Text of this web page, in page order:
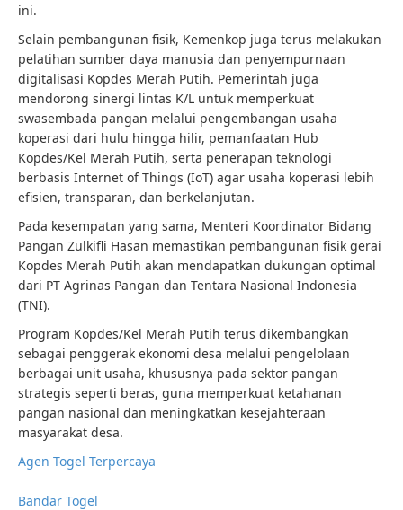
ini.
Selain pembangunan fisik, Kemenkop juga terus melakukan
pelatihan sumber daya manusia dan penyempurnaan
digitalisasi Kopdes Merah Putih. Pemerintah juga
mendorong sinergi lintas K/L untuk memperkuat
swasembada pangan melalui pengembangan usaha
koperasi dari hulu hingga hilir, pemanfaatan Hub
Kopdes/Kel Merah Putih, serta penerapan teknologi
berbasis Internet of Things (IoT) agar usaha koperasi lebih
efisien, transparan, dan berkelanjutan.
Pada kesempatan yang sama, Menteri Koordinator Bidang
Pangan Zulkifli Hasan memastikan pembangunan fisik gerai
Kopdes Merah Putih akan mendapatkan dukungan optimal
dari PT Agrinas Pangan dan Tentara Nasional Indonesia
(TNI).
Program Kopdes/Kel Merah Putih terus dikembangkan
sebagai penggerak ekonomi desa melalui pengelolaan
berbagai unit usaha, khususnya pada sektor pangan
strategis seperti beras, guna memperkuat ketahanan
pangan nasional dan meningkatkan kesejahteraan
masyarakat desa.
Agen Togel Terpercaya
Bandar Togel